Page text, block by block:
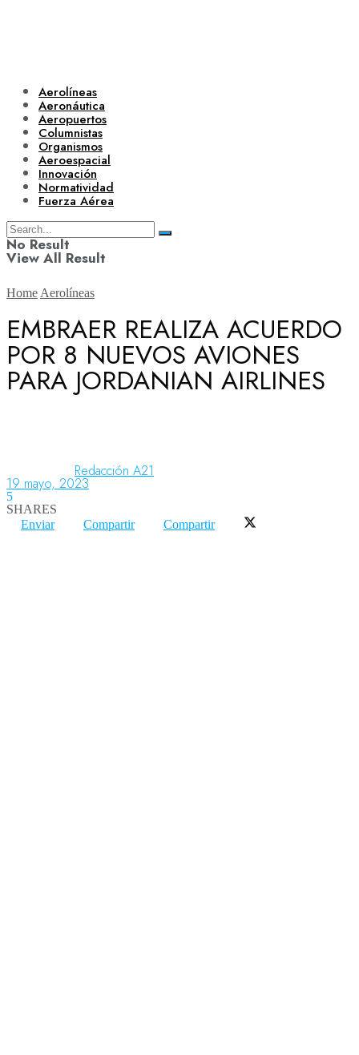
Aerolíneas
Aeronáutica
Aeropuertos
Columnistas
Organismos
Aeroespacial
Innovación
Normatividad
Fuerza Aérea
No Result
View All Result
Aerolíneas
Aeropuertos
Columnistas
Home Aerolíneas
EMBRAER REALIZA ACUERDO
POR 8 NUEVOS AVIONES
PARA JORDANIAN AIRLINES
Redacción A21
19 mayo, 2023
5
SHARES
Enviar
Compartir Compartir